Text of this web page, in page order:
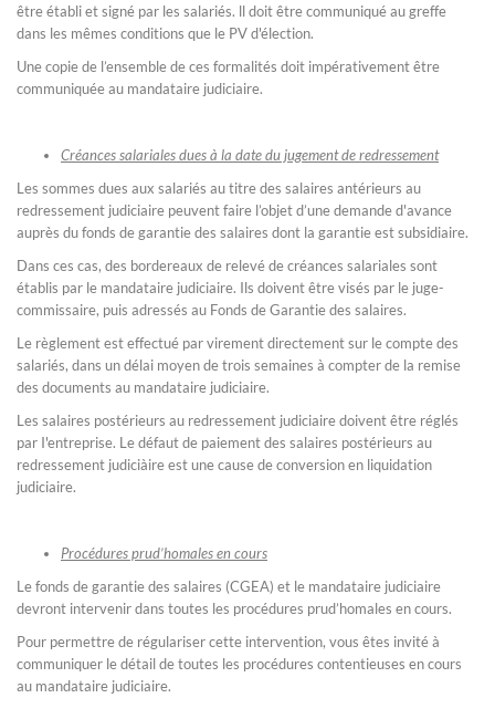
être établi et signé par les salariés. ll doit être communiqué au greffe
dans les mêmes conditions que le PV d'élection.
Une copie de l’ensemble de ces formalités doit impérativement être
communiquée au mandataire judiciaire.
Créances salariales dues à la date du jugement de redressement
Les sommes dues aux salariés au titre des salaires antérieurs au
redressement judiciaire peuvent faire l’objet d’une demande d'avance
auprès du fonds de garantie des salaires dont la garantie est subsidiaire.
Dans ces cas, des bordereaux de relevé de créances salariales sont
établis par le mandataire judiciaire. Ils doivent être visés par le juge-
commissaire, puis adressés au Fonds de Garantie des salaires.
Le règlement est effectué par virement directement sur le compte des
salariés, dans un délai moyen de trois semaines à compter de la remise
des documents au mandataire judiciaire.
Les salaires postérieurs au redressement judiciaire doivent être réglés
par I'entreprise. Le défaut de paiement des salaires postérieurs au
redressement judiciàire est une cause de conversion en liquidation
judiciaire.
Procédures prud’homales en cours
Le fonds de garantie des salaires (CGEA) et le mandataire judiciaire
devront intervenir dans toutes les procédures prud’homales en cours.
Pour permettre de régulariser cette intervention, vous êtes invité à
communiquer le détail de toutes les procédures contentieuses en cours
au mandataire judiciaire.